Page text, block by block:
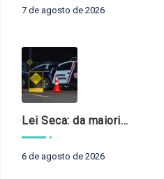
7 de agosto de 2026
Lei Seca: da maioridade à maturidade
6 de agosto de 2026